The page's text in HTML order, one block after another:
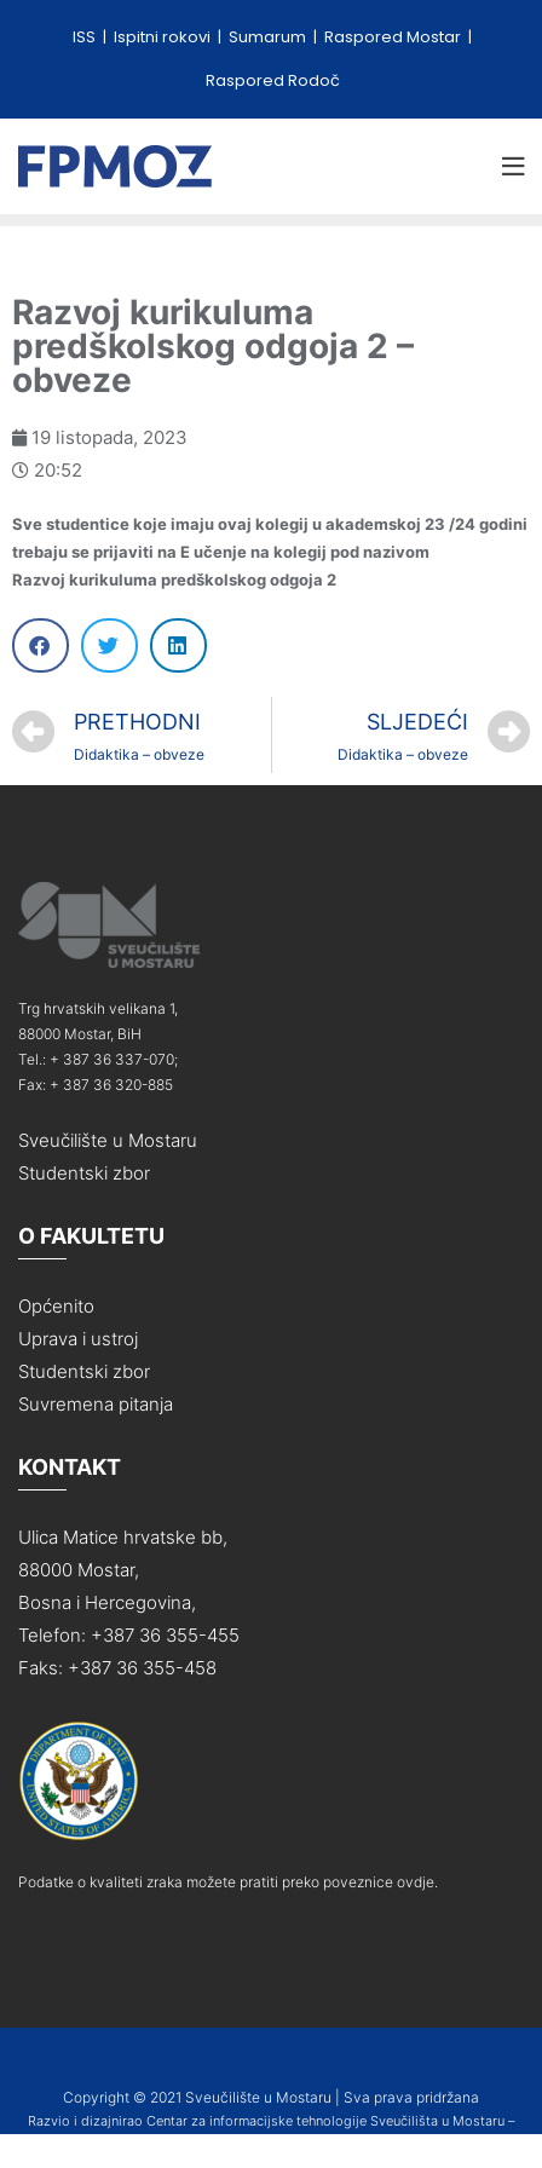
ISS Ispitni rokovi Sumarum
Raspored Mostar
Raspored Rodoč
Razvoj kurikuluma
predškolskog odgoja 2 –
obveze
19 listopada, 2023
20:52
Sve studentice koje imaju ovaj kolegij u akademskoj 23 /24 godini
trebaju se prijaviti na E učenje na kolegij pod nazivom
Razvoj kurikuluma predškolskog odgoja 2
PRETHODNI
Didaktika – obveze
SLJEDEĆI
Didaktika – obveze
Trg hrvatskih velikana 1,
88000 Mostar, BiH
Tel.: + 387 36 337-070;
Fax: + 387 36 320-885
Sveučilište u Mostaru
Studentski zbor
O FAKULTETU
Općenito
Uprava i ustroj
Studentski zbor
Suvremena pitanja
KONTAKT
Ulica Matice hrvatske bb,
88000 Mostar,
Bosna i Hercegovina,
Telefon: +387 36 355-455
Faks: +387 36 355-458
Podatke o kvaliteti zraka možete pratiti preko poveznice ovdje.
Copyright © 2021 Sveučilište u Mostaru | Sva prava pridržana
Razvio i dizajnirao Centar za informacijske tehnologije Sveučilišta u Mostaru –